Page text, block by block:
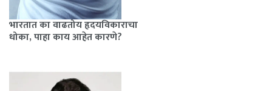
भारतात का वाढतोय हृदयविकाराचा
धोका, पाहा काय आहेत कारणे?